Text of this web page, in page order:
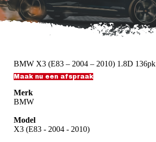
u
d
BMW X3 (E83 – 2004 – 2010) 1.8D 136pk
Maak nu een afspraak
Merk
BMW
Model
X3 (E83 - 2004 - 2010)